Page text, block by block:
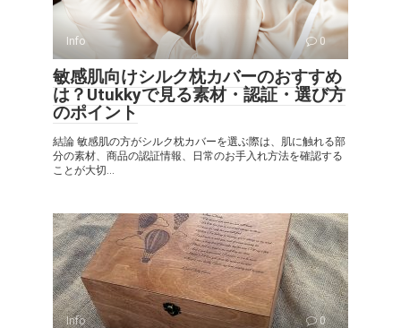
Info 0
敏感肌向けシルク枕カバーのおすすめ
は？Utukkyで見る素材・認証・選び方
のポイント
結論 敏感肌の方がシルク枕カバーを選ぶ際は、肌に触れる部
分の素材、商品の認証情報、日常のお手入れ方法を確認する
ことが大切...
Info 0